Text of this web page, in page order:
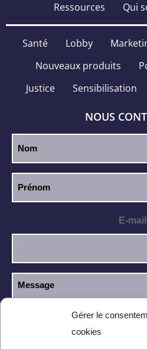
Gérer le
cookies
Ressources
Qui
Santé Lobby
Nouveaux produits
Justice
Sensibilisation
NOUS
E-mail
J’ai lu et j’accepte